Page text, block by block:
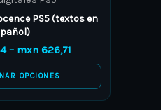
PS5 (textos en
– mxn626,71
OPCIONES
page